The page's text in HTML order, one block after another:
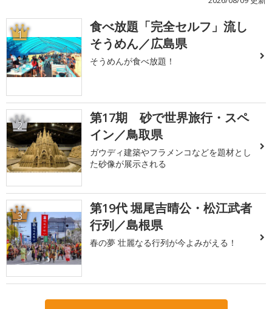
1
食べ放題「完全セルフ」流し
そうめん／広島県
そうめんが食べ放題！
2
第17期 砂で世界旅行・スペ
イン／鳥取県
ガウディ建築やフラメンコなどを題材とし
た砂像が展示される
3
第19代 堀尾吉晴公・松江武者
行列／島根県
春の夢 壮麗なる行列が今よみがえる！